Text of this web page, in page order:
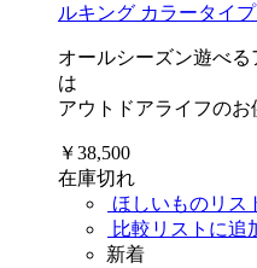
ルキング カラータイ
オールシーズン遊べ
は
アウトドアライフのお
￥38,500
在庫切れ
ほしいものリス
比較リストに追
新着